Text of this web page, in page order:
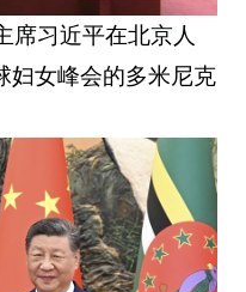
席习近平在北京人
妇女峰会的多米尼克